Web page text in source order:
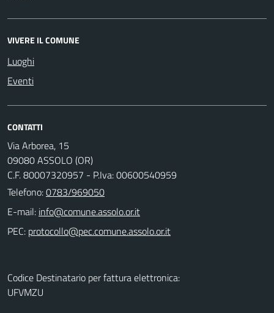
VIVERE IL COMUNE
Luoghi
Eventi
CONTATTI
Via Arborea, 15
09080 ASSOLO (OR)
C.F. 80007320957 - P.Iva: 00600540959
Telefono:0783/969050
E-mail:
PEC:
Codice Destinatario per fattura elettronica:
UFVMZU